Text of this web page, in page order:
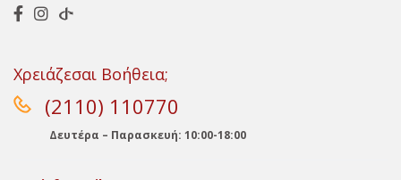
Χρειάζεσαι Βοήθεια;
(2110) 110770
Δευτέρα – Παρασκευή: 10:00-18:00